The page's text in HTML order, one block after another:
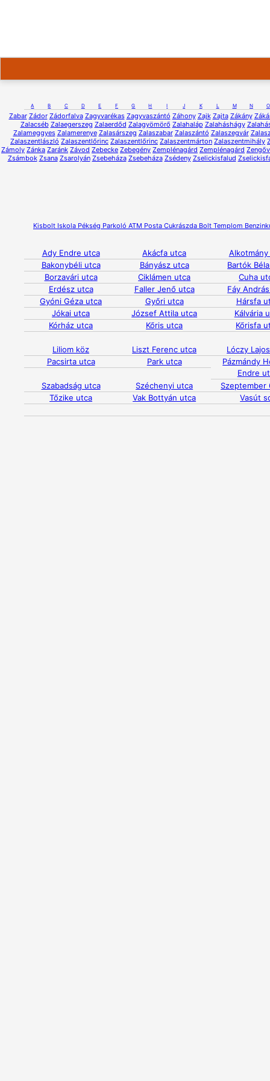
A B C D E F G H I J K L M N O
Zabar Zádor Zádorfalva Zagyvarékas Zagyvaszántó Záhony Zajk Zajta Zákány
Zalacséb Zalaegerszeg Zalaerdőd Zalagyömörő Zalahaláp Zalaháshágy
Zalameggyes Zalamerenye Zalasárszeg Zalaszabar Zalaszántó Zalaszegvár
Zalaszentlászló Zalaszentlőrinc Zalaszentlőrinc Zalaszentmárton Zalaszentmihály
Zámoly Zánka Zaránk Závod Zebecke Zebegény Zemplénagárd Zemplénagárd
Zsámbok Zsana Zsarolyán Zsebeháza Zsebeháza Zsédeny Zselickisfalud
Kisbolt Iskola Pékség Parkoló ATM Posta Cukrászda Bolt Templom
Ady Endre utca Akácfa utca
Bakonybéli utca
Bányász utca
Bartók
Borzavári utca
Ciklámen utca
Cuha
Erdész utca
Faller Jenő utca
Fáy
Gyóni Géza utca
Győri utca
Hársfa
Jókai utca
József Attila utca
Kálvária
Kórház utca
Kőris utca Kőrisfa
Liliom köz Liszt Ferenc utca
Lóczy
Pacsirta utca
Park utca
Pázmándy
Endre
Szabadság utca
Széchenyi utca
Szeptember
Tőzike utca
Vak Bottyán utca Vasút